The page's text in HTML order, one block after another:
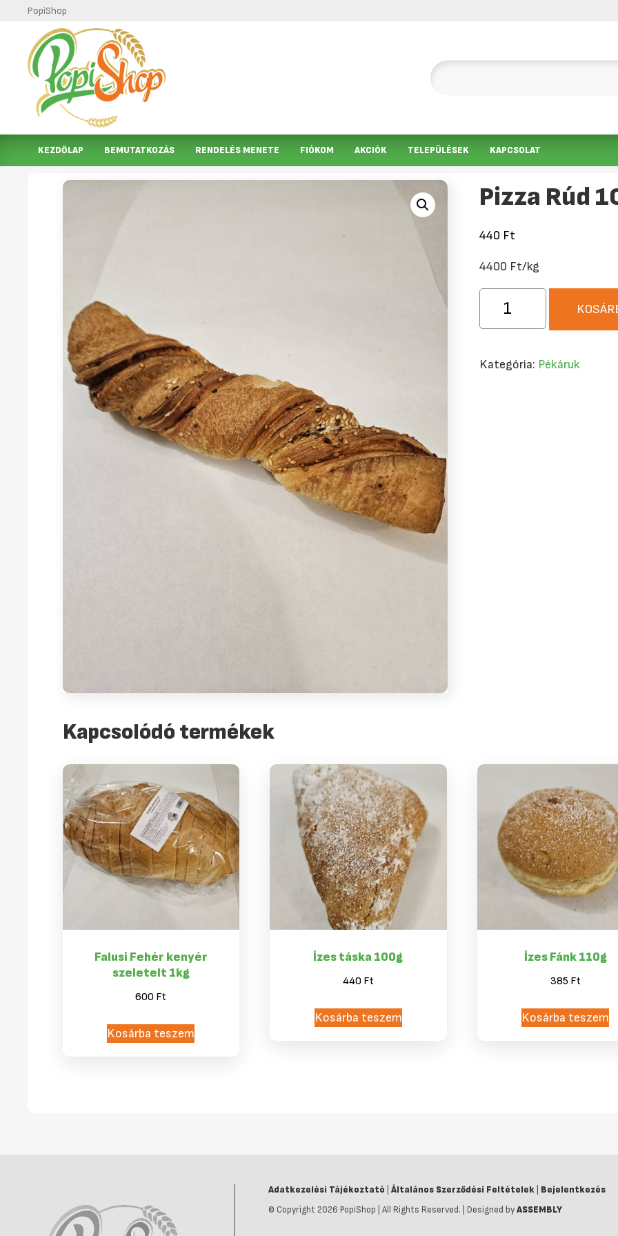
PopiShop
KEZDŐLAP BEMUTATKOZÁS RENDELÉS MENETE FIÓKOM AKCIÓK TELEPÜLÉSEK KAPCSOLAT
Pizza Rúd
440 Ft
4400 Ft/kg
Kategória: Pékáruk
Kapcsolódó termékek
Falusi Fehér kenyér
szeletelt 1kg
600 Ft
Kosárba teszem
Ízes táska 100g
440 Ft
Kosárba teszem
Ízes Fánk 110g
385 Ft
Kosárba teszem
Adatkezelési Tájékoztató |Általános Szerződési Feltételek
Bejelentkezés
© Copyright 2026 PopiShop | All Rights Reserved. | Designed byASSEMBLY